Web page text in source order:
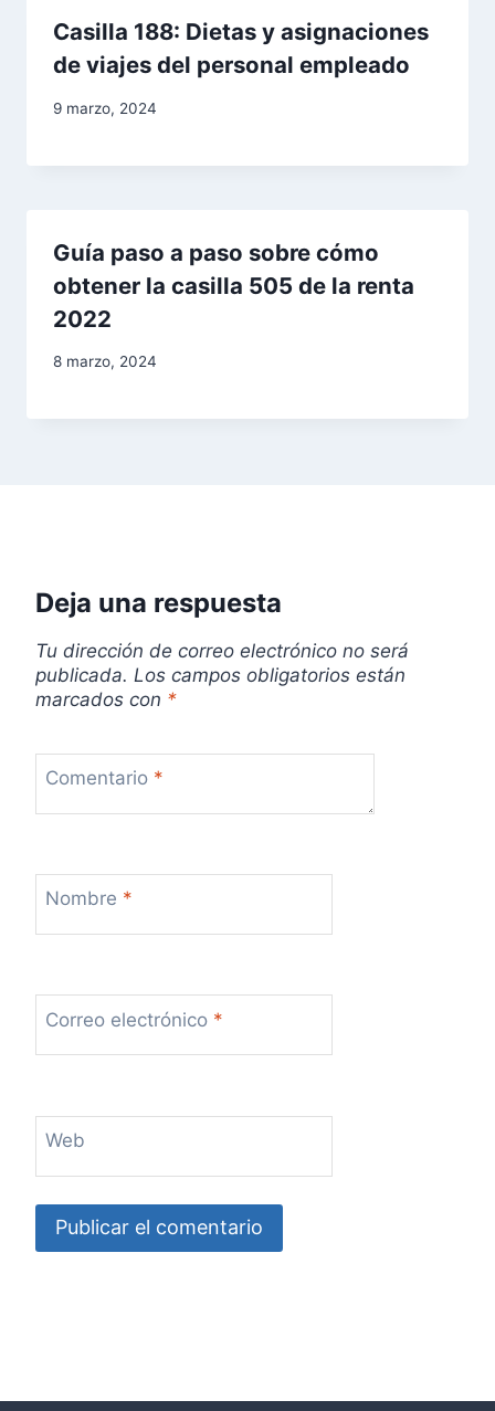
Casilla 188: Dietas y asignaciones
de viajes del personal empleado
9 marzo, 2024
Guía paso a paso sobre cómo
obtener la casilla 505 de la renta
2022
8 marzo, 2024
Deja una respuesta
Tu dirección de correo electrónico no será
publicada. Los campos obligatorios están
marcados con *
Comentario *
Nombre *
Correo electrónico *
Web